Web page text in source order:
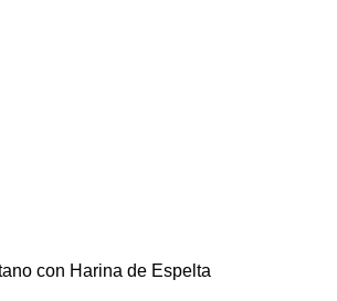
con Harina de Espelta